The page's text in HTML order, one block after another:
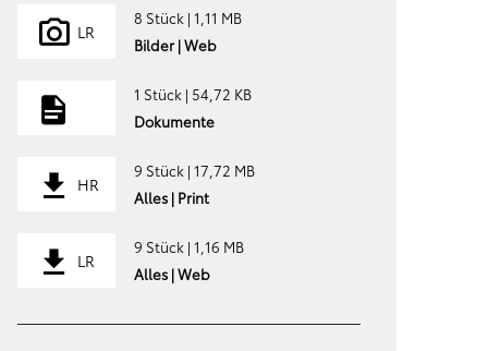
LR
8 Stück | 1,11 MB
Bilder | Web
1 Stück | 54,72 KB
Dokumente
HR
9 Stück | 17,72 MB
Alles | Print
LR
9 Stück | 1,16 MB
Alles | Web